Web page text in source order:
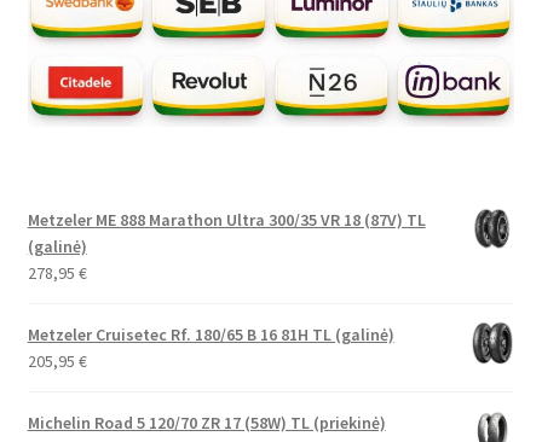
Metzeler ME 888 Marathon Ultra 300/35 VR 18 (87V) TL
(galinė)
278,95 €
Metzeler Cruisetec Rf. 180/65 B 16 81H TL (galinė)
205,95 €
Michelin Road 5 120/70 ZR 17 (58W) TL (priekinė)